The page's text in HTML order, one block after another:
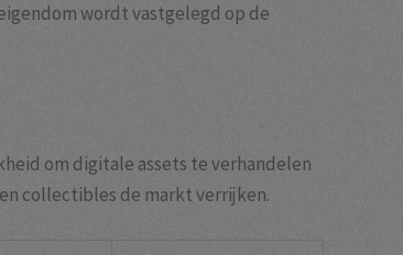
wordt vastgelegd op de
om digitale assets te verhandelen
collectibles de markt verrijken.